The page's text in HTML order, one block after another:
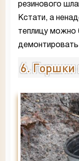
резинового
Кстати, а
теплицу можно
6. Горшки